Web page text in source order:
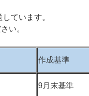
ています。
い。
作成基準
9月末基準